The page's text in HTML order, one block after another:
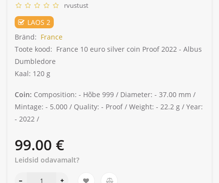
rvustust
LAOS 2
Bränd: France
Toote kood: France 10 euro silver coin Proof 2022 - Albus
Dumbledore
Kaal: 120 g
Coin: Composition: - Hõbe 999 / Diameter: - 37.00 mm /
Mintage: - 5.000 / Quality: - Proof / Weight: - 22.2 g / Year:
- 2022 /
99.00 €
Leidsid odavamalt?